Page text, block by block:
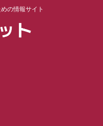
の情報サイト